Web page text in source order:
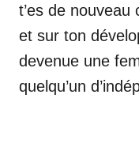
t’es de
et sur ton
devenue une
quelqu’un